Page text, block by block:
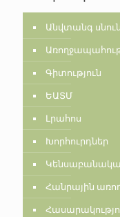
Անվտանգ
Գիտություն
ԵԱՏՄ
Լրահոս
Խորհուրդներ
Հանրային